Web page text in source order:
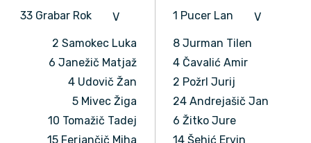
33 Grabar Rok V
2 Samokec Luka
6 Janežič Matjaž
4 Udovič Žan
5 Mivec Žiga
10 Tomažič Tadej
15 Ferjančič Miha
1 Pucer Lan V
8 Jurman Tilen
4 Čavalić Amir
2 Požrl Jurij
24 Andrejašič Jan
6 Žitko Jure
14 Šehić Ervin